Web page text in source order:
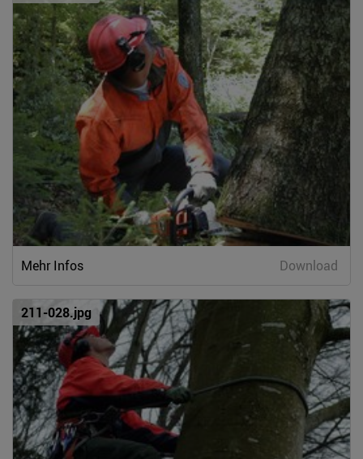
Mehr Infos Download
211-028.jpg